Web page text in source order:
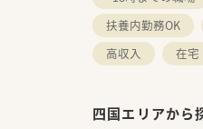
扶養内勤務OK
高収入
在宅
四国エリアから